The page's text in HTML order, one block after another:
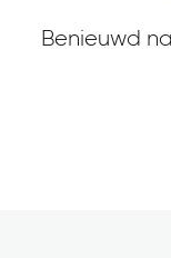
Benieuwd